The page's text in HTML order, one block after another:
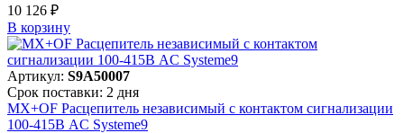
10 126 ₽
В корзинy
Артикул: S9A50007
Срок поставки: 2 дня
MX+OF Расцепитель независимый с контактом сигнализации
100-415В AC Systeme9